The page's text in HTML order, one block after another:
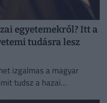
egyetemekről? Itt a
tudásra lesz
izgalmas a magyar
tudsz a hazai